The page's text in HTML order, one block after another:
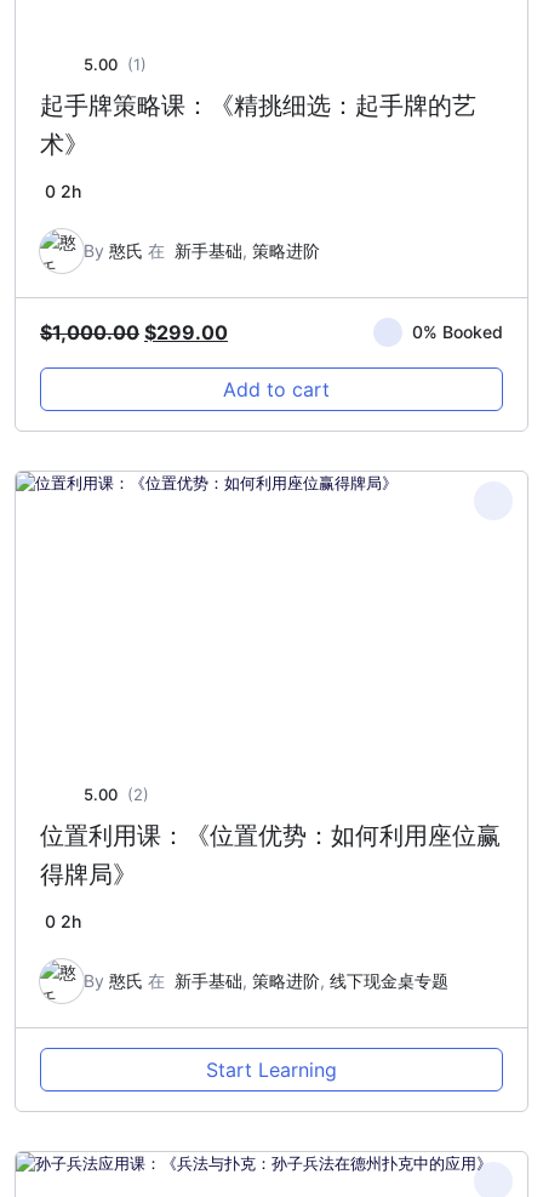
5.00 (1)
起手牌策略课：《精挑细选：起手牌的艺
术》
0 2h
By 憨氏 在 新手基础, 策略进阶
$1,000.00 Original
$299.00Current
is:
0% Booked
Add to cart
5.00 (2)
位置利用课：《位置优势：如何利用座位赢
得牌局》
0 2h
By 憨氏 在 新手基础, 策略进阶, 线下现金桌专题
Start Learning